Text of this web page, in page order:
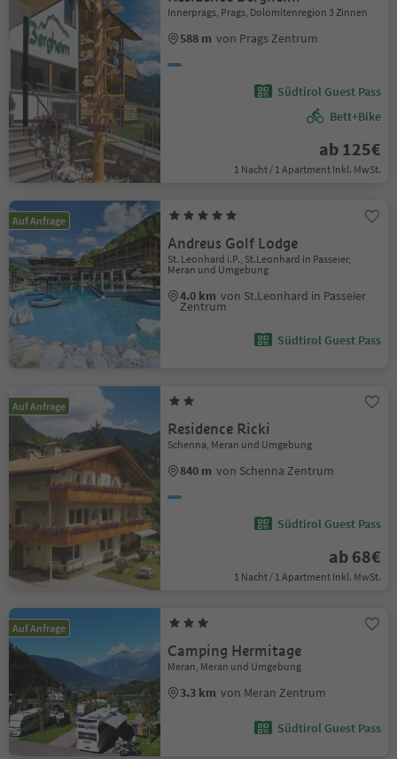
Innerprags, Prags, Dolomitenregion 3 Zinnen
588 m von Prags Zentrum
Südtirol Guest Pass
Bett+Bike
ab 125€
1 Nacht / 1 Apartment Inkl. MwSt.
Auf Anfrage
Andreus Golf Lodge
St. Leonhard i.P., St.Leonhard in Passeier,
Meran und Umgebung
4.0 km von St.Leonhard in Passeier
Zentrum
Südtirol Guest Pass
Auf Anfrage
Residence Ricki
Schenna, Meran und Umgebung
840 m von Schenna Zentrum
Südtirol Guest Pass
ab 68€
1 Nacht / 1 Apartment Inkl. MwSt.
Auf Anfrage
Camping Hermitage
Meran, Meran und Umgebung
3.3 km von Meran Zentrum
Südtirol Guest Pass